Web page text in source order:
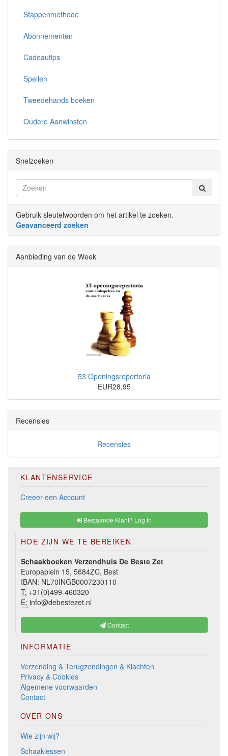
Stappenmethode
Abonnementen
Cadeautips
Spellen
Tweedehands boeken
Oudere Aanwinsten
Snelzoeken
Gebruik sleutelwoorden om het artikel te zoeken.
Geavanceerd zoeken
Aanbieding van de Week
53 Openingsrepertoria
EUR28.95
Recensies
Recensies
KLANTENSERVICE
Creeer een Account
Bestaande Klant? Log In
HOE ZIJN WE TE BEREIKEN
Schaakboeken Verzendhuis De Beste Zet
Europaplein 15, 5684ZC, Best
IBAN: NL70INGB0007230110
T: +31(0)499-460320
E: info@debestezet.nl
Contact
INFORMATIE
Verzending & Terugzendingen & Klachten
Privacy & Cookies
Algemene voorwaarden
Contact
OVER ONS
Wie zijn wij?
Schaaklessen